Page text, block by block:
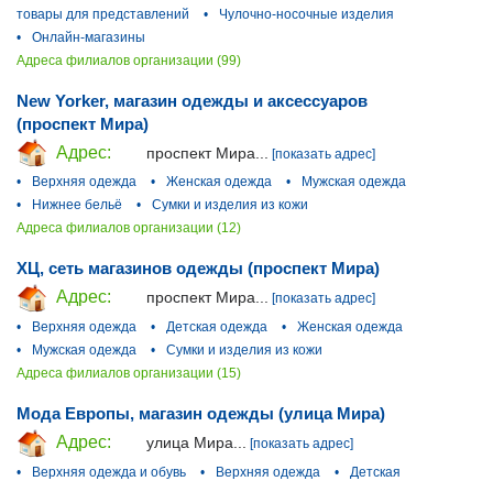
товары для представлений
•
Чулочно-носочные изделия
•
Онлайн-магазины
Адреса филиалов организации (99)
New Yorker, магазин одежды и аксессуаров
(проспект Мира)
Адрес:
проспект Мира...
[показать адрес]
•
Верхняя одежда • Женская одежда •
Мужская одежда
•
Нижнее бельё •
Сумки и изделия из кожи
Адреса филиалов организации (12)
ХЦ, сеть магазинов одежды (проспект Мира)
Адрес:
проспект Мира... [показать адрес]
•
Верхняя одежда • Детская одежда •
Женская одежда
•
Мужская одежда •
Сумки и изделия из кожи
Адреса филиалов организации (15)
Мода Европы, магазин одежды (улица Мира)
Адрес:
улица Мира...
[показать адрес]
•
Верхняя одежда и обувь • Верхняя одежда •
Детская